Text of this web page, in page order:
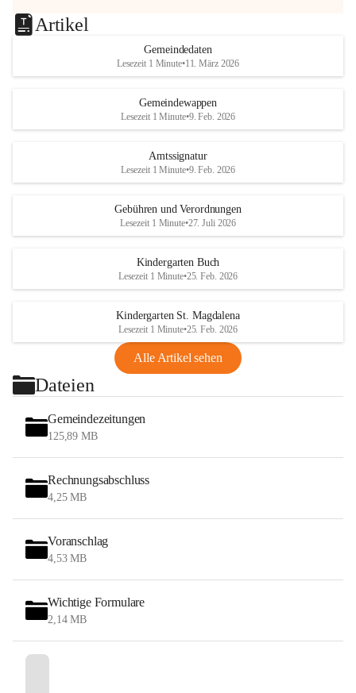
Artikel
Gemeindedaten
Lesezeit 1 Minute•11. März 2026
Gemeindewappen
Lesezeit 1 Minute•9. Feb. 2026
Amtssignatur
Lesezeit 1 Minute•9. Feb. 2026
Gebühren und Verordnungen
Lesezeit 1 Minute•27. Juli 2026
Kindergarten Buch
Lesezeit 1 Minute•25. Feb. 2026
Kindergarten St. Magdalena
Lesezeit 1 Minute•25. Feb. 2026
Alle Artikel sehen
Dateien
Gemeindezeitungen
125,89 MB
Rechnungsabschluss
4,25 MB
Voranschlag
4,53 MB
Wichtige Formulare
2,14 MB